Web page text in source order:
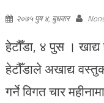
२०७५ पुष ४, बुधवार
हेटौँडा, ४ पुस । खाद्य
हेटौँडाले अखाद्य
गर्ने विगत चार